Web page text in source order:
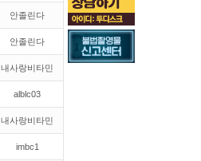
안졸린다
안졸린다
내사랑비타민
alblc03
내사랑비타민
imbc1